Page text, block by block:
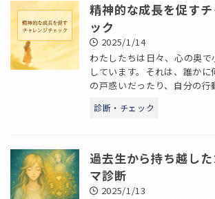
精神的な成長を促す
ック
2025/1/14
わたしたちは日々、心の奥
しています。それは、誰かに
の戸惑いだったり、自分の行
診断・チェック
過去生から持ち越し
マ診断
2025/1/13